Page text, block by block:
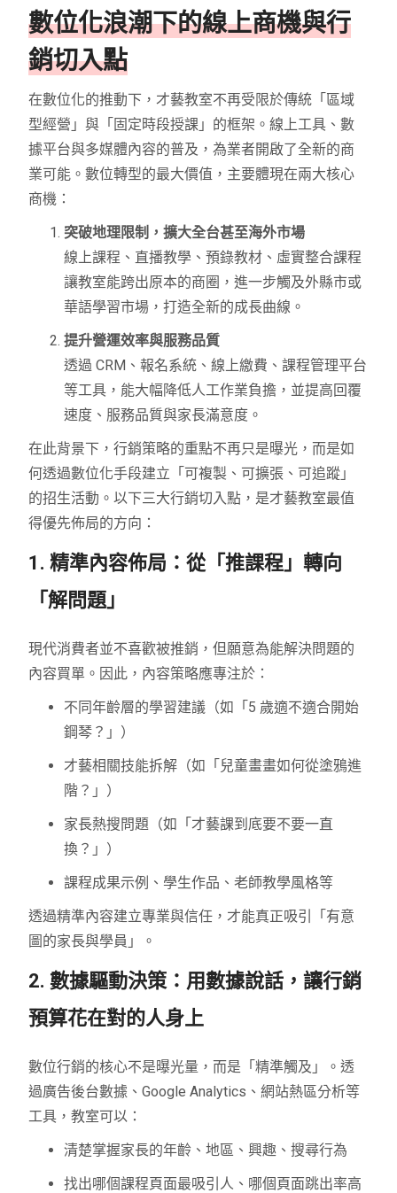
數位化浪潮下的線上商機與行
銷切入點
在數位化的推動下，才藝教室不再受限於傳統「區域
型經營」與「固定時段授課」的框架。線上工具、數
據平台與多媒體內容的普及，為業者開啟了全新的商
業可能。數位轉型的最大價值，主要體現在兩大核心
商機：
突破地理限制，擴大全台甚至海外市場
線上課程、直播教學、預錄教材、虛實整合課程
讓教室能跨出原本的商圈，進一步觸及外縣市或
華語學習市場，打造全新的成長曲線。
提升營運效率與服務品質
透過 CRM、報名系統、線上繳費、課程管理平台
等工具，能大幅降低人工作業負擔，並提高回覆
速度、服務品質與家長滿意度。
在此背景下，行銷策略的重點不再只是曝光，而是如
何透過數位化手段建立「可複製、可擴張、可追蹤」
的招生活動。以下三大行銷切入點，是才藝教室最值
得優先佈局的方向：
1. 精準內容佈局：從「推課程」轉向
「解問題」
現代消費者並不喜歡被推銷，但願意為能解決問題的
內容買單。因此，內容策略應專注於：
不同年齡層的學習建議（如「5 歲適不適合開始
鋼琴？」）
才藝相關技能拆解（如「兒童畫畫如何從塗鴉進
階？」）
家長熱搜問題（如「才藝課到底要不要一直
換？」）
課程成果示例、學生作品、老師教學風格等
透過精準內容建立專業與信任，才能真正吸引「有意
圖的家長與學員」。
2. 數據驅動決策：用數據說話，讓行銷
預算花在對的人身上
數位行銷的核心不是曝光量，而是「精準觸及」。透
過廣告後台數據、Google Analytics、網站熱區分析等
工具，教室可以：
清楚掌握家長的年齡、地區、興趣、搜尋行為
找出哪個課程頁面最吸引人、哪個頁面跳出率高